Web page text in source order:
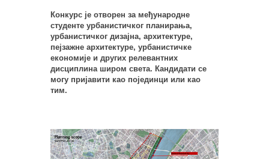
Конкурс је отворен за међународне
студенте урбанистичког планирања,
урбанистичког дизајна, архитектуре,
пејзажне архитектуре, урбанистичке
економије и других релевантних
дисциплина широм света. Кандидати се
могу пријавити као појединци или као
тим.